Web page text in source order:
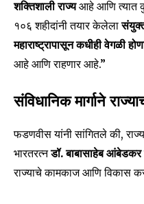
Join our
SUBSCRIBERS
To subscribe, simply enter
your privacy and won't
safe with us.
शक्तिशाली राज्यआहे आणि त्यात
१०६ शहीदांनी तयार केलेला
महाराष्ट्रापासून कधीही वेगळी
आहे आणि राहणार आहे.”
संविधानिक मार्गाने
फडणवीस यांनी सांगितले की,
भारतरत्नडॉ. बाबासाहेब आंबेडकर
राज्याचे कामकाज आणि विकास